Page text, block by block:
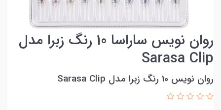
روان نویس ساراسا 10 رنگ زبرا مدل
Sarasa Clip
روان نویس 10 رنگ زبرا مدل Sarasa Clip